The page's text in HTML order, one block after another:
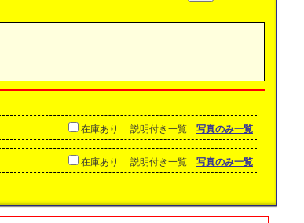
在庫あり 説明付き一覧 写真のみ一覧
在庫あり 説明付き一覧 写真のみ一覧